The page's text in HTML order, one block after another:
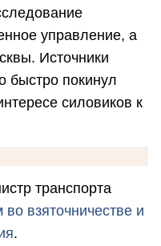
управление, а
Источники
быстро покинул
силовиков к
транспорта
взяточничестве и
.